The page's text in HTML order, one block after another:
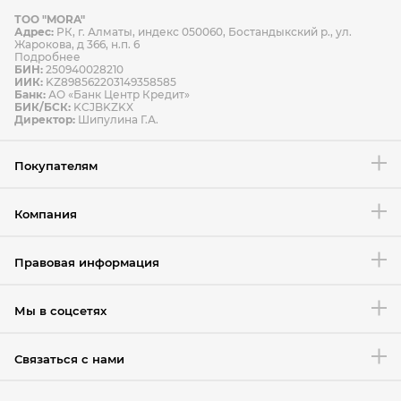
Способы оплаты Способы доставки
Условия возврата товара
ТОО "MORA"
Адрес: РК, г. Алматы, индекс 050060, Бостандыкский р., ул.
Жарокова, д 366, н.п. 6
Подробнее
БИН: 250940028210
ИИК: KZ898562203149358585
Банк: АО «Банк Центр Кредит»
БИК/БСК: KCJBKZKX
Директор: Шипулина Г.А.
Покупателям
Компания
Правовая информация
Мы в соцсетях
Связаться с нами